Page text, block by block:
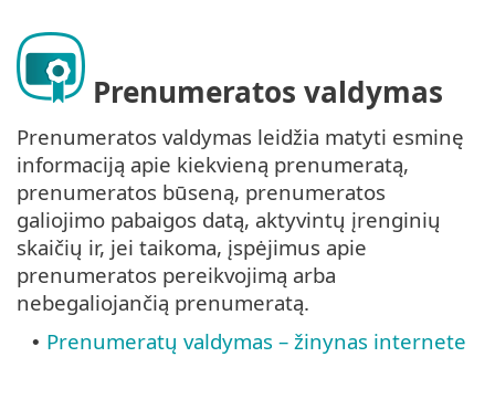
Prenumeratos valdymas
Prenumeratos valdymas leidžia matyti esminę
informaciją apie kiekvieną prenumeratą,
prenumeratos būseną, prenumeratos
galiojimo pabaigos datą, aktyvintų įrenginių
skaičių ir, jei taikoma, įspėjimus apie
prenumeratos pereikvojimą arba
nebegaliojančią prenumeratą.
• Prenumeratų valdymas – žinynas internete